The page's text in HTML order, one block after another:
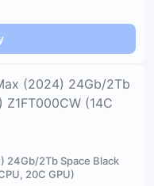
24Gb/2Tb Space Black
20C GPU)